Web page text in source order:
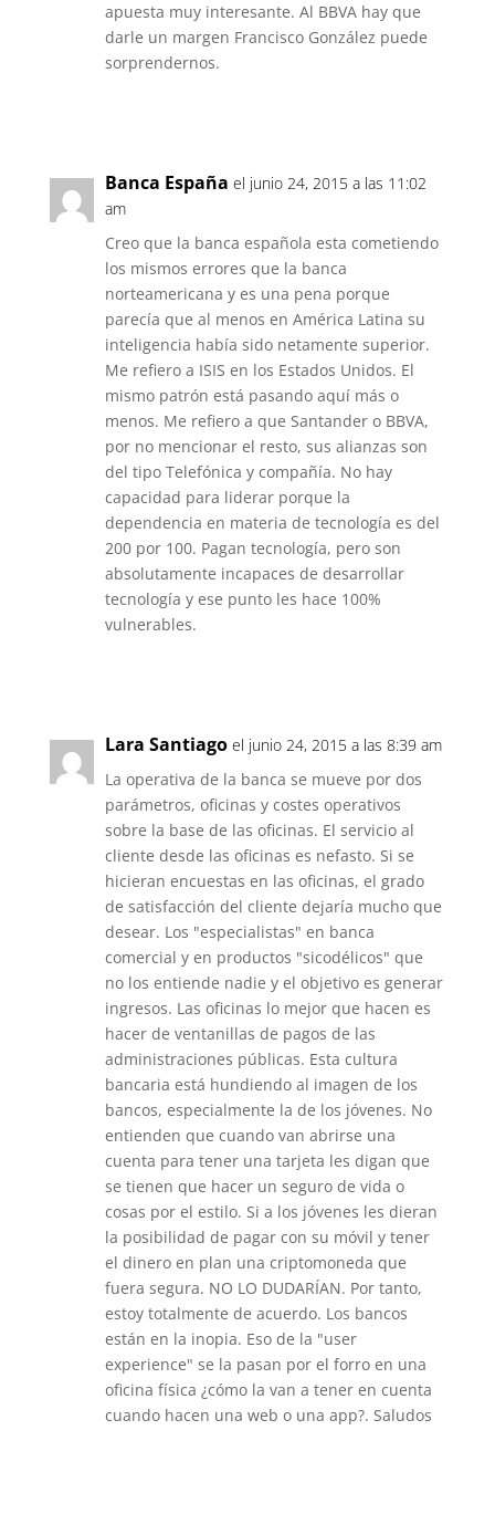
apuesta muy interesante. Al BBVA hay que
darle un margen Francisco González puede
sorprendernos.
Banca España el junio 24, 2015 a las 11:02
am
Creo que la banca española esta cometiendo
los mismos errores que la banca
norteamericana y es una pena porque
parecía que al menos en América Latina su
inteligencia había sido netamente superior.
Me refiero a ISIS en los Estados Unidos. El
mismo patrón está pasando aquí más o
menos. Me refiero a que Santander o BBVA,
por no mencionar el resto, sus alianzas son
del tipo Telefónica y compañía. No hay
capacidad para liderar porque la
dependencia en materia de tecnología es del
200 por 100. Pagan tecnología, pero son
absolutamente incapaces de desarrollar
tecnología y ese punto les hace 100%
vulnerables.
Lara Santiago el junio 24, 2015 a las 8:39 am
La operativa de la banca se mueve por dos
parámetros, oficinas y costes operativos
sobre la base de las oficinas. El servicio al
cliente desde las oficinas es nefasto. Si se
hicieran encuestas en las oficinas, el grado
de satisfacción del cliente dejaría mucho que
desear. Los "especialistas" en banca
comercial y en productos "sicodélicos" que
no los entiende nadie y el objetivo es generar
ingresos. Las oficinas lo mejor que hacen es
hacer de ventanillas de pagos de las
administraciones públicas. Esta cultura
bancaria está hundiendo al imagen de los
bancos, especialmente la de los jóvenes. No
entienden que cuando van abrirse una
cuenta para tener una tarjeta les digan que
se tienen que hacer un seguro de vida o
cosas por el estilo. Si a los jóvenes les dieran
la posibilidad de pagar con su móvil y tener
el dinero en plan una criptomoneda que
fuera segura. NO LO DUDARÍAN. Por tanto,
estoy totalmente de acuerdo. Los bancos
están en la inopia. Eso de la "user
experience" se la pasan por el forro en una
oficina física ¿cómo la van a tener en cuenta
cuando hacen una web o una app?. Saludos